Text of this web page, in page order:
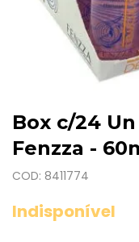
Box c/24
Fenzza -
COD: 8411774
Indisponível